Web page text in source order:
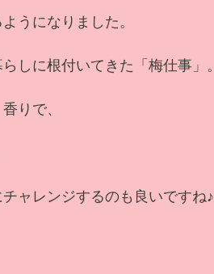
うになりました。
しに根付いてきた「梅仕事」。
りで、
ャレンジするのも良いですね♪